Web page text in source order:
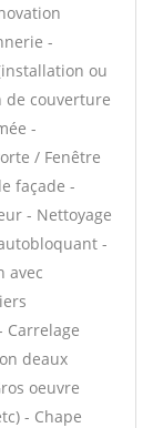
-
ou
de couverture
-
/ Fenêtre
façade -
- Nettoyage
-
avec
Carrelage
deaux
oeuvre
- Chape